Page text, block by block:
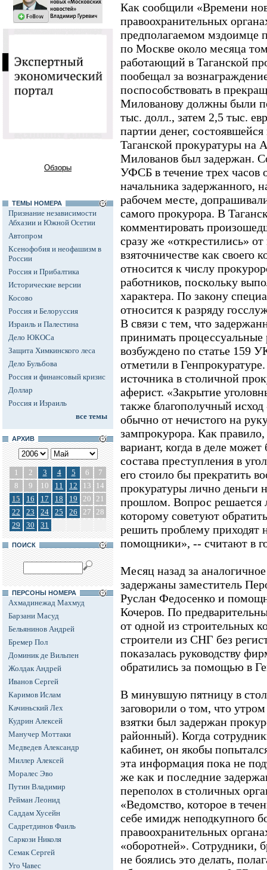
Обзоры
ТЕМЫ НОМЕРА
Признание независимости
Абхазии и Южной Осетии
Автопром
Ксенофобия и неофашизм в
России
Россия и Прибалтика
Исторические версии
Косово
Россия и Белоруссия
Израиль и Палестина
Дело ЮКОСа
Защита Химкинского леса
Дело Бульбова
Россия и финансовый кризис
Доллар
Россия и Израиль
все темы
АРХИВ
1 2 3 4 5 6
7
8
9 10 11 12 13
14
15
16 17 18 19 20 21
22
23 24 25 26 27 28
29
30 31
ПОИСК
ПЕРСОНЫ НОМЕРА
Ахмадинежад Махмуд
Барзани Масуд
Бельянинов Андрей
Бремер Пол
Доминик де Вильпен
Жолдак Андрей
Иванов Сергей
Каримов Ислам
Качиньский Лех
Кудрин Алексей
Манучер Моттаки
Медведев Александр
Миллер Алексей
Моралес Эво
Путин Владимир
Рейман Леонид
Саддам Хусейн
Садретдинов Фаиль
Саркози Николя
Семак Сергей
Уго Чавес
Как сообщили «Времени
правоохранительных
предполагаемом мздоимце
по Москве около месяца
работающий в Таганской
пообещал за
поспособствовать в
Милованову должны были
тыс. долл., затем 2,5 тыс.
партии денег,
Таганской прокуратуры на
Милованов был задержан.
УФСБ в течение трех часов
начальника задержанного,
рабочем месте,
самого прокурора. В
комментировать
сразу же «открестились» от
взяточничестве как своего
относится к числу
работников, поскольку
характера. По закону
относится к разряду
В связи с тем, что
принимать процессуальные
возбуждено по статье 159
отметили в
источника в столичной
аферист. «Закрытие
также благополучный исход
обычно от нечистого на
зампрокурора. Как
вариант, когда в деле
состава преступления в
его стоило бы прекратить
прокуратуры лично деньги
прошлом. Вопрос решается
которому советуют
решить проблему приходят
помощники», -- считают в
Месяц назад за
задержаны заместитель
Руслан Федосенко и
Кочеров. По
от одной из строительных
строители из СНГ без
показалась руководству
обратились за помощью в
В минувшую пятницу в
заговорили о том, что
взятки был задержан
районный). Когда
кабинет, он якобы
эта информация пока не
же как и последние
переполох в столичных
«Ведомство, которое в
себе имидж неподкупного
правоохранительных
«оборотней». Сотрудники,
не боялись это делать,